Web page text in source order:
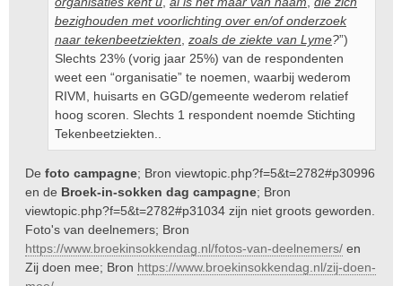
bezighouden met voorlichting over en/of onderzoek
naar tekenbeetziekten zoals de ziekte van Lyme?”)
Slechts 23% (vorig jaar 25%) van de respondenten
weet een “organisatie” te noemen, waarbij wederom
RIVM, huisarts en GGD/gemeente wederom relatief
hoog scoren. Slechts 1 respondent noemde Stichting
Tekenbeetziekten..
De foto campagne; Bron viewtopic.php?f=5&t=2782#p30996
en de Broek-in-sokken dag campagne; Bron
viewtopic.php?f=5&t=2782#p31034 zijn niet groots geworden.
Foto's van deelnemers; Bron
https://www.broekinsokkendag.nl/fotos-van-deelnemers/ en
Zij doen mee; Bron https://www.broekinsokkendag.nl/zij-doen-